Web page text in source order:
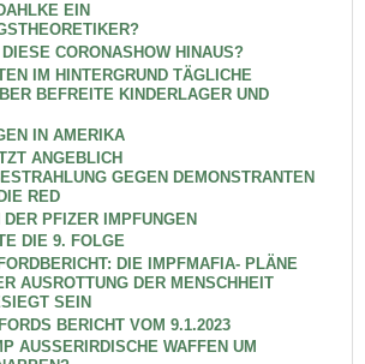
EIN
CORONASHOW HINAUS?
IM HINTERGRUND TÄGLICHE
BEFREITE KINDERLAGER UND
IN AMERIKA
ANGEBLICH
GEGEN DEMONSTRANTEN
RED
PFIZER IMPFUNGEN
DIE 9. FOLGE
DIE IMPFMAFIA- PLÄNE
AUSROTTUNG DER MENSCHHEIT
SEIN
BERICHT VOM 9.1.2023
AUSSERIRDISCHE WAFFEN UM